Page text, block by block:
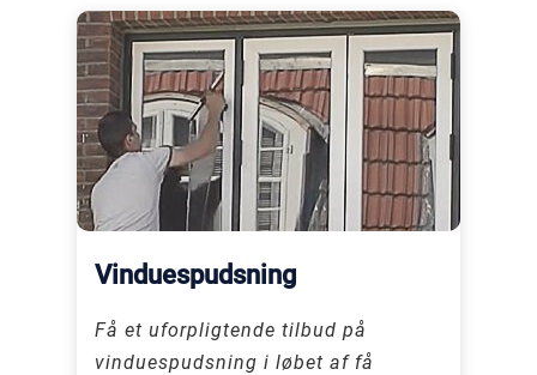
Vinduespudsning
Få et uforpligtende tilbud på
vinduespudsning i løbet af få